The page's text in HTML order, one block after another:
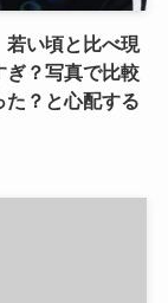
若い頃と比べ現
ぎ？写真で比較
た？と心配する